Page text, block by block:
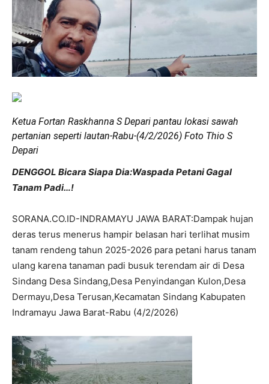
Ketua Fortan Raskhanna S Depari pantau lokasi sawah
pertanian seperti lautan-Rabu-(4/2/2026) Foto Thio S
Depari
DENGGOL Bicara Siapa Dia:Waspada Petani Gagal
Tanam Padi…!
SORANA.CO.ID-INDRAMAYU JAWA BARAT:Dampak hujan
deras terus menerus hampir belasan hari terlihat musim
tanam rendeng tahun 2025-2026 para petani harus tanam
ulang karena tanaman padi busuk terendam air di Desa
Sindang Desa Sindang,Desa Penyindangan Kulon,Desa
Dermayu,Desa Terusan,Kecamatan Sindang Kabupaten
Indramayu Jawa Barat-Rabu (4/2/2026)